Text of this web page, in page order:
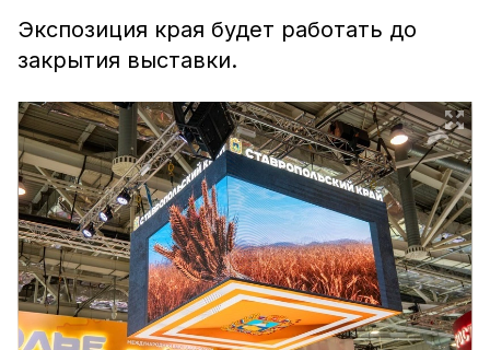
Экспозиция края будет работать до
закрытия выставки.